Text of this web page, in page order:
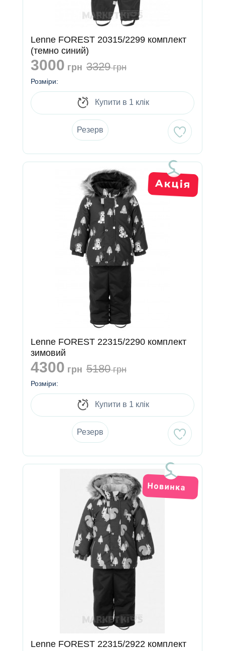
Lenne FOREST 20315/2299 комплект
(темно синий)
3000 грн 3329грн
Розміри:
Купити в 1 клік
Резерв
Lenne FOREST 22315/2290 комплект
зимовий
4300 грн 5180грн
Розміри:
Купити в 1 клік
Резерв
Lenne FOREST 22315/2922 комплект